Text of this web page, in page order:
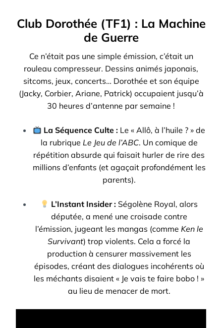
Club Dorothée (TF1) : La Machine
de Guerre
Ce n’était pas une simple émission, c’était un
rouleau compresseur. Dessins animés japonais,
sitcoms, jeux, concerts… Dorothée et son équipe
(Jacky, Corbier, Ariane, Patrick) occupaient jusqu’à
30 heures d’antenne par semaine !
La Séquence Culte : Le « Allô, à l’huile ? » de
la rubrique Le Jeu de l’ABC. Un comique de
répétition absurde qui faisait hurler de rire des
millions d’enfants (et agaçait profondément les
parents).
L’Instant Insider : Ségolène Royal, alors
députée, a mené une croisade contre
l’émission, jugeant les mangas (comme Ken le
Survivant) trop violents. Cela a forcé la
production à censurer massivement les
épisodes, créant des dialogues incohérents où
les méchants disaient « Je vais te faire bobo ! »
au lieu de menacer de mort.